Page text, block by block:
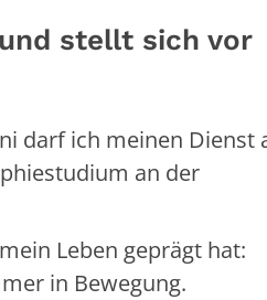
stellt sich vor
darf ich meinen Dienst
an der
Leben geprägt hat:
in Bewegung.